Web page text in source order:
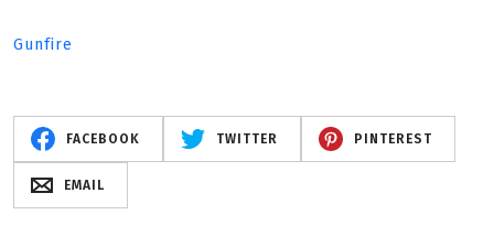
Gunfire
FACEBOOK TWITTER PINTEREST
EMAIL